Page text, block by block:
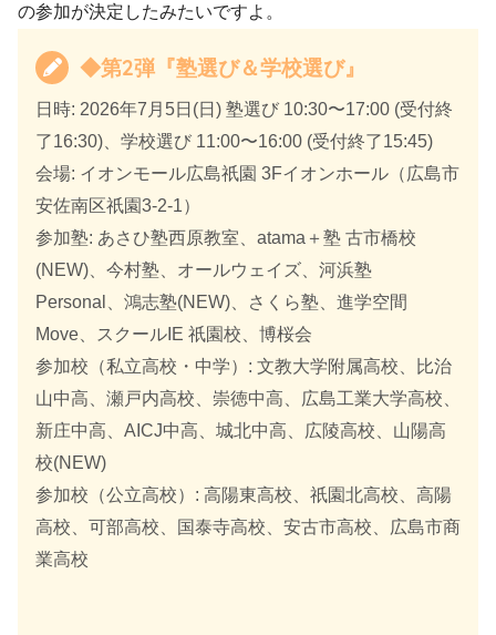
の参加が決定したみたいですよ。
◆第2弾『塾選び＆学校選び』
日時: 2026年7月5日(日) 塾選び 10:30〜17:00 (受付終
了16:30)、学校選び 11:00〜16:00 (受付終了15:45)
会場: イオンモール広島祇園 3Fイオンホール（広島市
安佐南区祇園3-2-1）
参加塾: あさひ塾西原教室、atama＋塾 古市橋校
(NEW)、今村塾、オールウェイズ、河浜塾
Personal、鴻志塾(NEW)、さくら塾、進学空間
Move、スクールIE 祇園校、博桜会
参加校（私立高校・中学）: 文教大学附属高校、比治
山中高、瀬戸内高校、崇徳中高、広島工業大学高校、
新庄中高、AICJ中高、城北中高、広陵高校、山陽高
校(NEW)
参加校（公立高校）: 高陽東高校、祇園北高校、高陽
高校、可部高校、国泰寺高校、安古市高校、広島市商
業高校